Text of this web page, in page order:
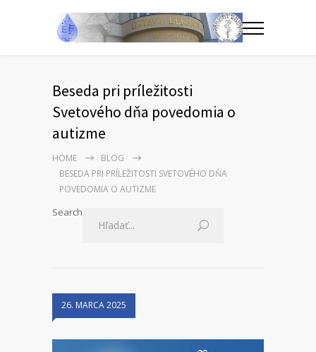
Beseda pri príležitosti
Svetového dňa povedomia o
autizme
HOME
BLOG
BESEDA PRI PRÍLEŽITOSTI SVETOVÉHO DŇA
POVEDOMIA O AUTIZME
Search
26. MARCA 2025